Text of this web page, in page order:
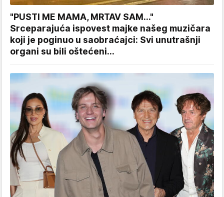
"PUSTI ME MAMA, MRTAV SAM..."
Srceparajuća ispovest majke našeg muzičara
koji je poginuo u saobraćajci: Svi unutrašnji
organi su bili oštećeni...